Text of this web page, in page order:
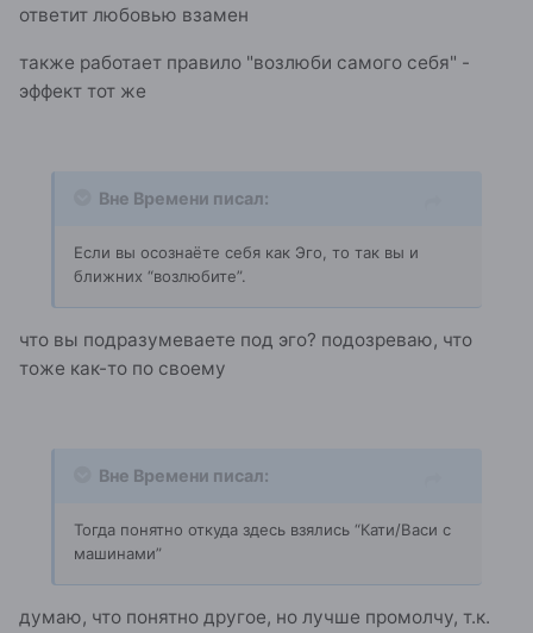
ответит любовью взамен
также работает правило "возлюби самого себя" -
эффект тот же
Вне Времени писал:
Если вы осознаёте себя как Эго, то так вы и
ближних “возлюбите”.
что вы подразумеваете под эго? подозреваю, что
тоже как-то по своему
Вне Времени писал:
Тогда понятно откуда здесь взялись “Кати/Васи с
машинами”
думаю, что понятно другое, но лучше промолчу, т.к.